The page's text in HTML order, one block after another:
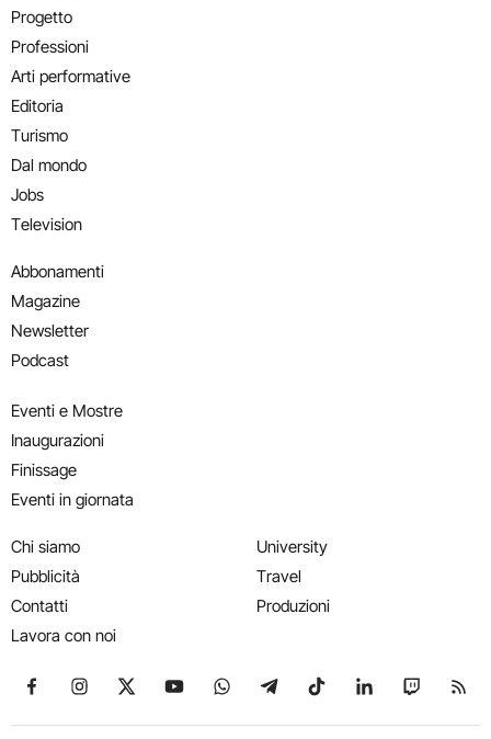
Progetto
Professioni
Arti performative
Editoria
Turismo
Dal mondo
Jobs
Television
Abbonamenti
Magazine
Newsletter
Podcast
Eventi e Mostre
Inaugurazioni
Finissage
Eventi in giornata
Chi siamo
Pubblicità
Contatti
Lavora con noi
University
Travel
Produzioni
Seguici su Facebook
Seguici su Instagram
Seguici su X
Seguici su YouTube
Seguici su WhatsApp
Seguici su Telegram
Seguici su TikTok
Seguici su
Seguici